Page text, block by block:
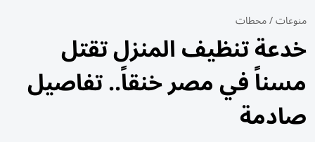
منوعات/محطات
خدعة تنظيف المنزل تقتل
مسناً في مصر خنقاً.. تفاصيل
صادمة